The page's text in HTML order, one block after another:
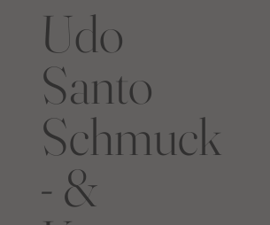
Udo
Santo
Schmuck
- &